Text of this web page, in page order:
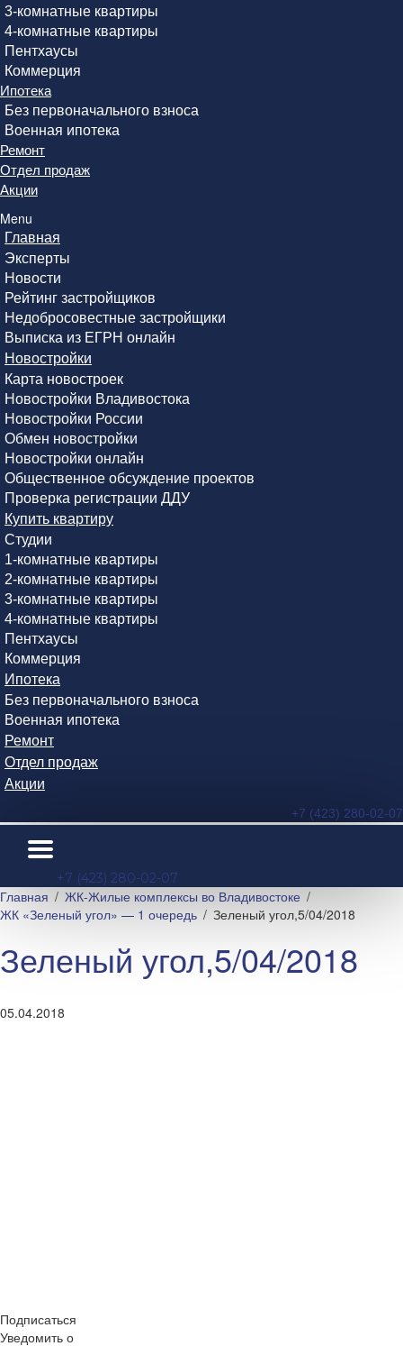
3-комнатные квартиры
4-комнатные квартиры
Пентхаусы
Коммерция
Ипотека
Без первоначального взноса
Военная ипотека
Ремонт
Отдел продаж
Акции
Menu
Главная
Эксперты
Новости
Рейтинг застройщиков
Недобросовестные застройщики
Выписка из ЕГРН онлайн
Новостройки
Карта новостроек
Новостройки Владивостока
Новостройки России
Обмен новостройки
Новостройки онлайн
Общественное обсуждение проектов
Проверка регистрации ДДУ
Купить квартиру
Студии
1-комнатные квартиры
2-комнатные квартиры
3-комнатные квартиры
4-комнатные квартиры
Пентхаусы
Коммерция
Ипотека
Без первоначального взноса
Военная ипотека
Ремонт
Отдел продаж
Акции
+7 (423) 280-02-07
+7 (423) 280-02-07
Главная
ЖК-Жилые комплексы во Владивостоке
ЖК «Зеленый угол» — 1 очередь
Зеленый угол,5/04/2018
Зеленый угол,5/04/2018
05.04.2018
Подписаться
Уведомить о